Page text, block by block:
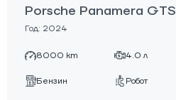
Porsche Panamera GTS
Год: 2024
8000 km 4.0 л
Бензин Робот